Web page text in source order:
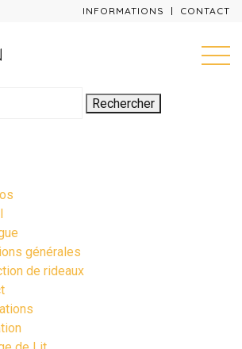
INFORMATIONS CONTACT
générales
de rideaux